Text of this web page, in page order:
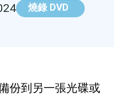
燒錄 DVD
份到另一張光碟或